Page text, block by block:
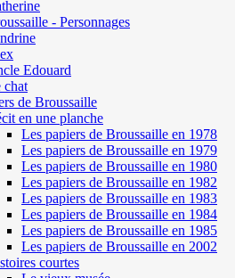
- Personnages
Edouard
chat
de Broussaille
en une planche
Les papiers de Broussaille en 1978
Les papiers de Broussaille en 1979
Les papiers de Broussaille en 1980
Les papiers de Broussaille en 1982
Les papiers de Broussaille en 1983
Les papiers de Broussaille en 1984
Les papiers de Broussaille en 1985
Les papiers de Broussaille en 2002
courtes